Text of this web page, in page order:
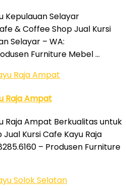
Kepulauan Selayar
& Coffee Shop Jual Kursi
Selayar – WA:
Furniture Mebel …
Raja Ampat
Raja Ampat Berkualitas untuk
Kursi Cafe Kayu Raja
– Produsen Furniture